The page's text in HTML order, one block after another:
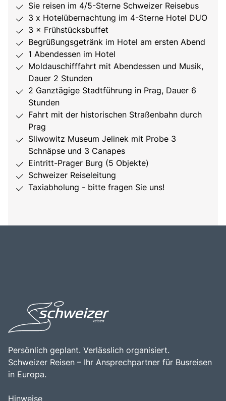
Sie reisen im 4/5-Sterne Schweizer Reisebus
3 x Hotelübernachtung im 4-Sterne Hotel DUO
3 × Frühstücksbuffet
Begrüßungsgetränk im Hotel am ersten Abend
1 Abendessen im Hotel
Moldauschifffahrt mit Abendessen und Musik,
Dauer 2 Stunden
2 Ganztägige Stadtführung in Prag, Dauer 6
Stunden
Fahrt mit der historischen Straßenbahn durch
Prag
Sliwowitz Museum Jelinek mit Probe 3
Schnäpse und 3 Canapes
Eintritt-Prager Burg (5 Objekte)
Schweizer Reiseleitung
Taxiabholung - bitte fragen Sie uns!
Persönlich geplant. Verlässlich organisiert.
Schweizer Reisen – Ihr Ansprechpartner für Busreisen
in Europa.
Hinweise